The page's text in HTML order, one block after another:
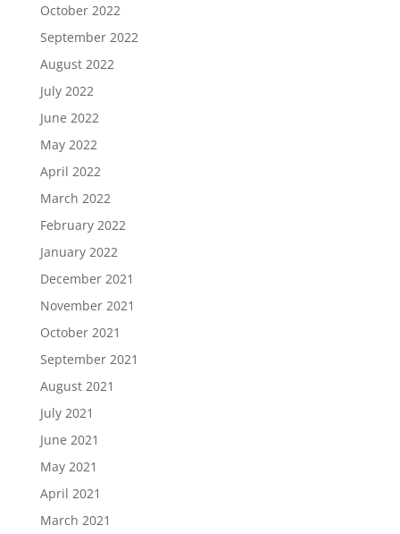
October 2022
September 2022
August 2022
July 2022
June 2022
May 2022
April 2022
March 2022
February 2022
January 2022
December 2021
November 2021
October 2021
September 2021
August 2021
July 2021
June 2021
May 2021
April 2021
March 2021